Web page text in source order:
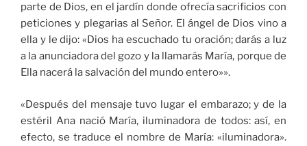
parte de Dios, en el jardín donde ofrecía sacrificios con
peticiones y plegarias al Señor. El ángel de Dios vino a
ella y le dijo: «Dios ha escuchado tu oración; darás a luz
a la anunciadora del gozo y la llamarás María, porque de
Ella nacerá la salvación del mundo entero»».
«Después del mensaje tuvo lugar el embarazo; y de la
estéril Ana nació María, iluminadora de todos: así, en
efecto, se traduce el nombre de María: «iluminadora».